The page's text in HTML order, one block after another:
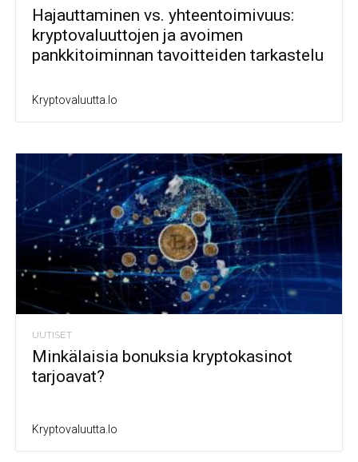
Hajauttaminen vs. yhteentoimivuus:
kryptovaluuttojen ja avoimen
pankkitoiminnan tavoitteiden tarkastelu
Kryptovaluutta.io
UUTISET
Minkälaisia bonuksia kryptokasinot
tarjoavat?
Kryptovaluutta.io